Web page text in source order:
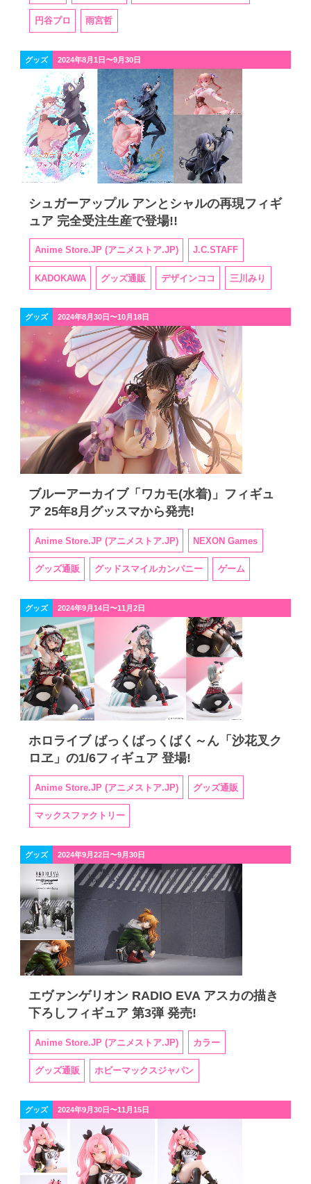
円谷プロ 雨宮哲
グッズ 2024年8月1日〜9月30日
シュガーアップル アンとシャルの再現フィギ
ュア 完全受注生産で登場!!
Anime Store.JP (アニメストア.JP) J.C.STAFF
KADOKAWA グッズ通販 デザインココ 三川みり
グッズ 2024年8月30日〜10月18日
ブルーアーカイブ「ワカモ(水着)」フィギュ
ア 25年8月グッスマから発売!
Anime Store.JP (アニメストア.JP) NEXON Games
グッズ通販 グッドスマイルカンパニー ゲーム
グッズ 2024年9月14日〜11月2日
ホロライブ ばっくばっくばく～ん「沙花叉ク
ロヱ」の1/6フィギュア 登場!
Anime Store.JP (アニメストア.JP) グッズ通販
マックスファクトリー
グッズ 2024年9月22日〜9月30日
エヴァンゲリオン RADIO EVA アスカの描き
下ろしフィギュア 第3弾 発売!
Anime Store.JP (アニメストア.JP) カラー
グッズ通販 ホビーマックスジャパン
グッズ 2024年9月30日〜11月15日